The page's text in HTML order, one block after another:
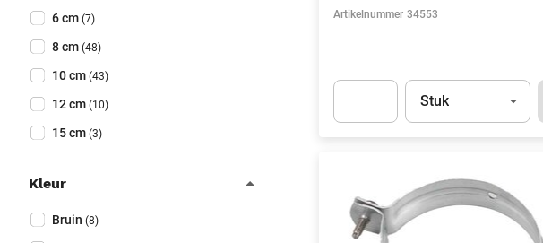
Hoogte (Optioneel)
6 cm (7)
8 cm (48)
10 cm (43)
12 cm (10)
15 cm (3)
Kleur
Kleur (Optioneel)
Bruin (8)
Artikelnummer 34553
Eenheid
Stuk